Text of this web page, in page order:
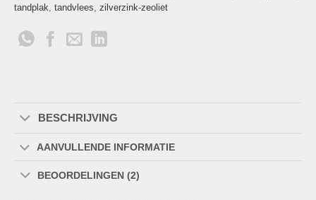
tandplak tandvlees zilverzink-zeoliet
BESCHRIJVING
AANVULLENDE INFORMATIE
BEOORDELINGEN (2)